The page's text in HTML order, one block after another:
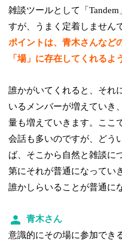
雑談ツールとして「
すが、うまく定着しません
ポイントは、青木さんなど
「場」に存在してくれるよ
誰かがいてくれると、それ
いるメンバーが増えていき
量も増えていきます。ここ
会話も多いのですが、どう
ば、そこから自然と雑談に
第にそれが普通になってい
誰かしらいることが普通に
青木さん
意識的にその場に参加でき